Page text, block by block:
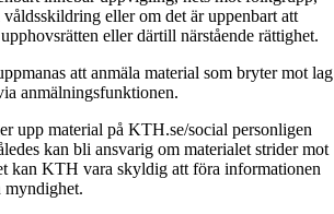
eller om det är uppenbart att
eller därtill närstående rättighet.
att anmäla material som bryter mot lag
anmälningsfunktionen.
upp material på KTH.se/social personligen
kan bli ansvarig om materialet strider mot
kan KTH vara skyldig att föra informationen
myndighet.